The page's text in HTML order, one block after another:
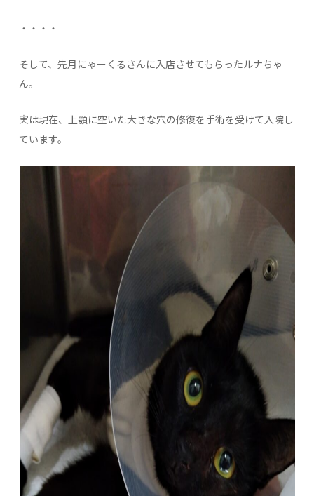
・・・・
そして、先月にゃーくるさんに入店させてもらったルナちゃ
ん。
実は現在、上顎に空いた大きな穴の修復を手術を受けて入院し
ています。